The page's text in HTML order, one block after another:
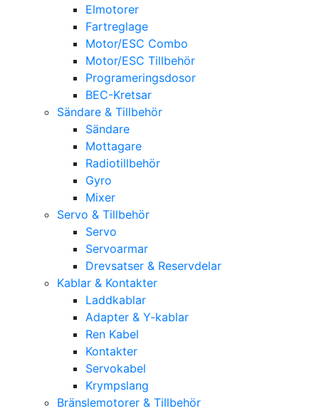
Elmotorer
Fartreglage
Motor/ESC Combo
Motor/ESC Tillbehör
Programeringsdosor
BEC-Kretsar
Sändare & Tillbehör
Sändare
Mottagare
Radiotillbehör
Gyro
Mixer
Servo & Tillbehör
Servo
Servoarmar
Drevsatser & Reservdelar
Kablar & Kontakter
Laddkablar
Adapter & Y-kablar
Ren Kabel
Kontakter
Servokabel
Krympslang
Bränslemotorer & Tillbehör